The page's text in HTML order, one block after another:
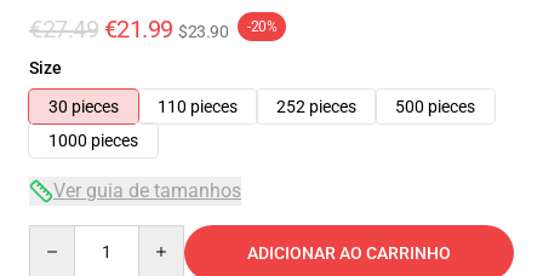
€27.49 €21.99 $23.90 -20%
Size
30 pieces
110 pieces 252 pieces
500 pieces
1000 pieces
Ver guia de tamanhos
ADICIONAR AO CARRINHO